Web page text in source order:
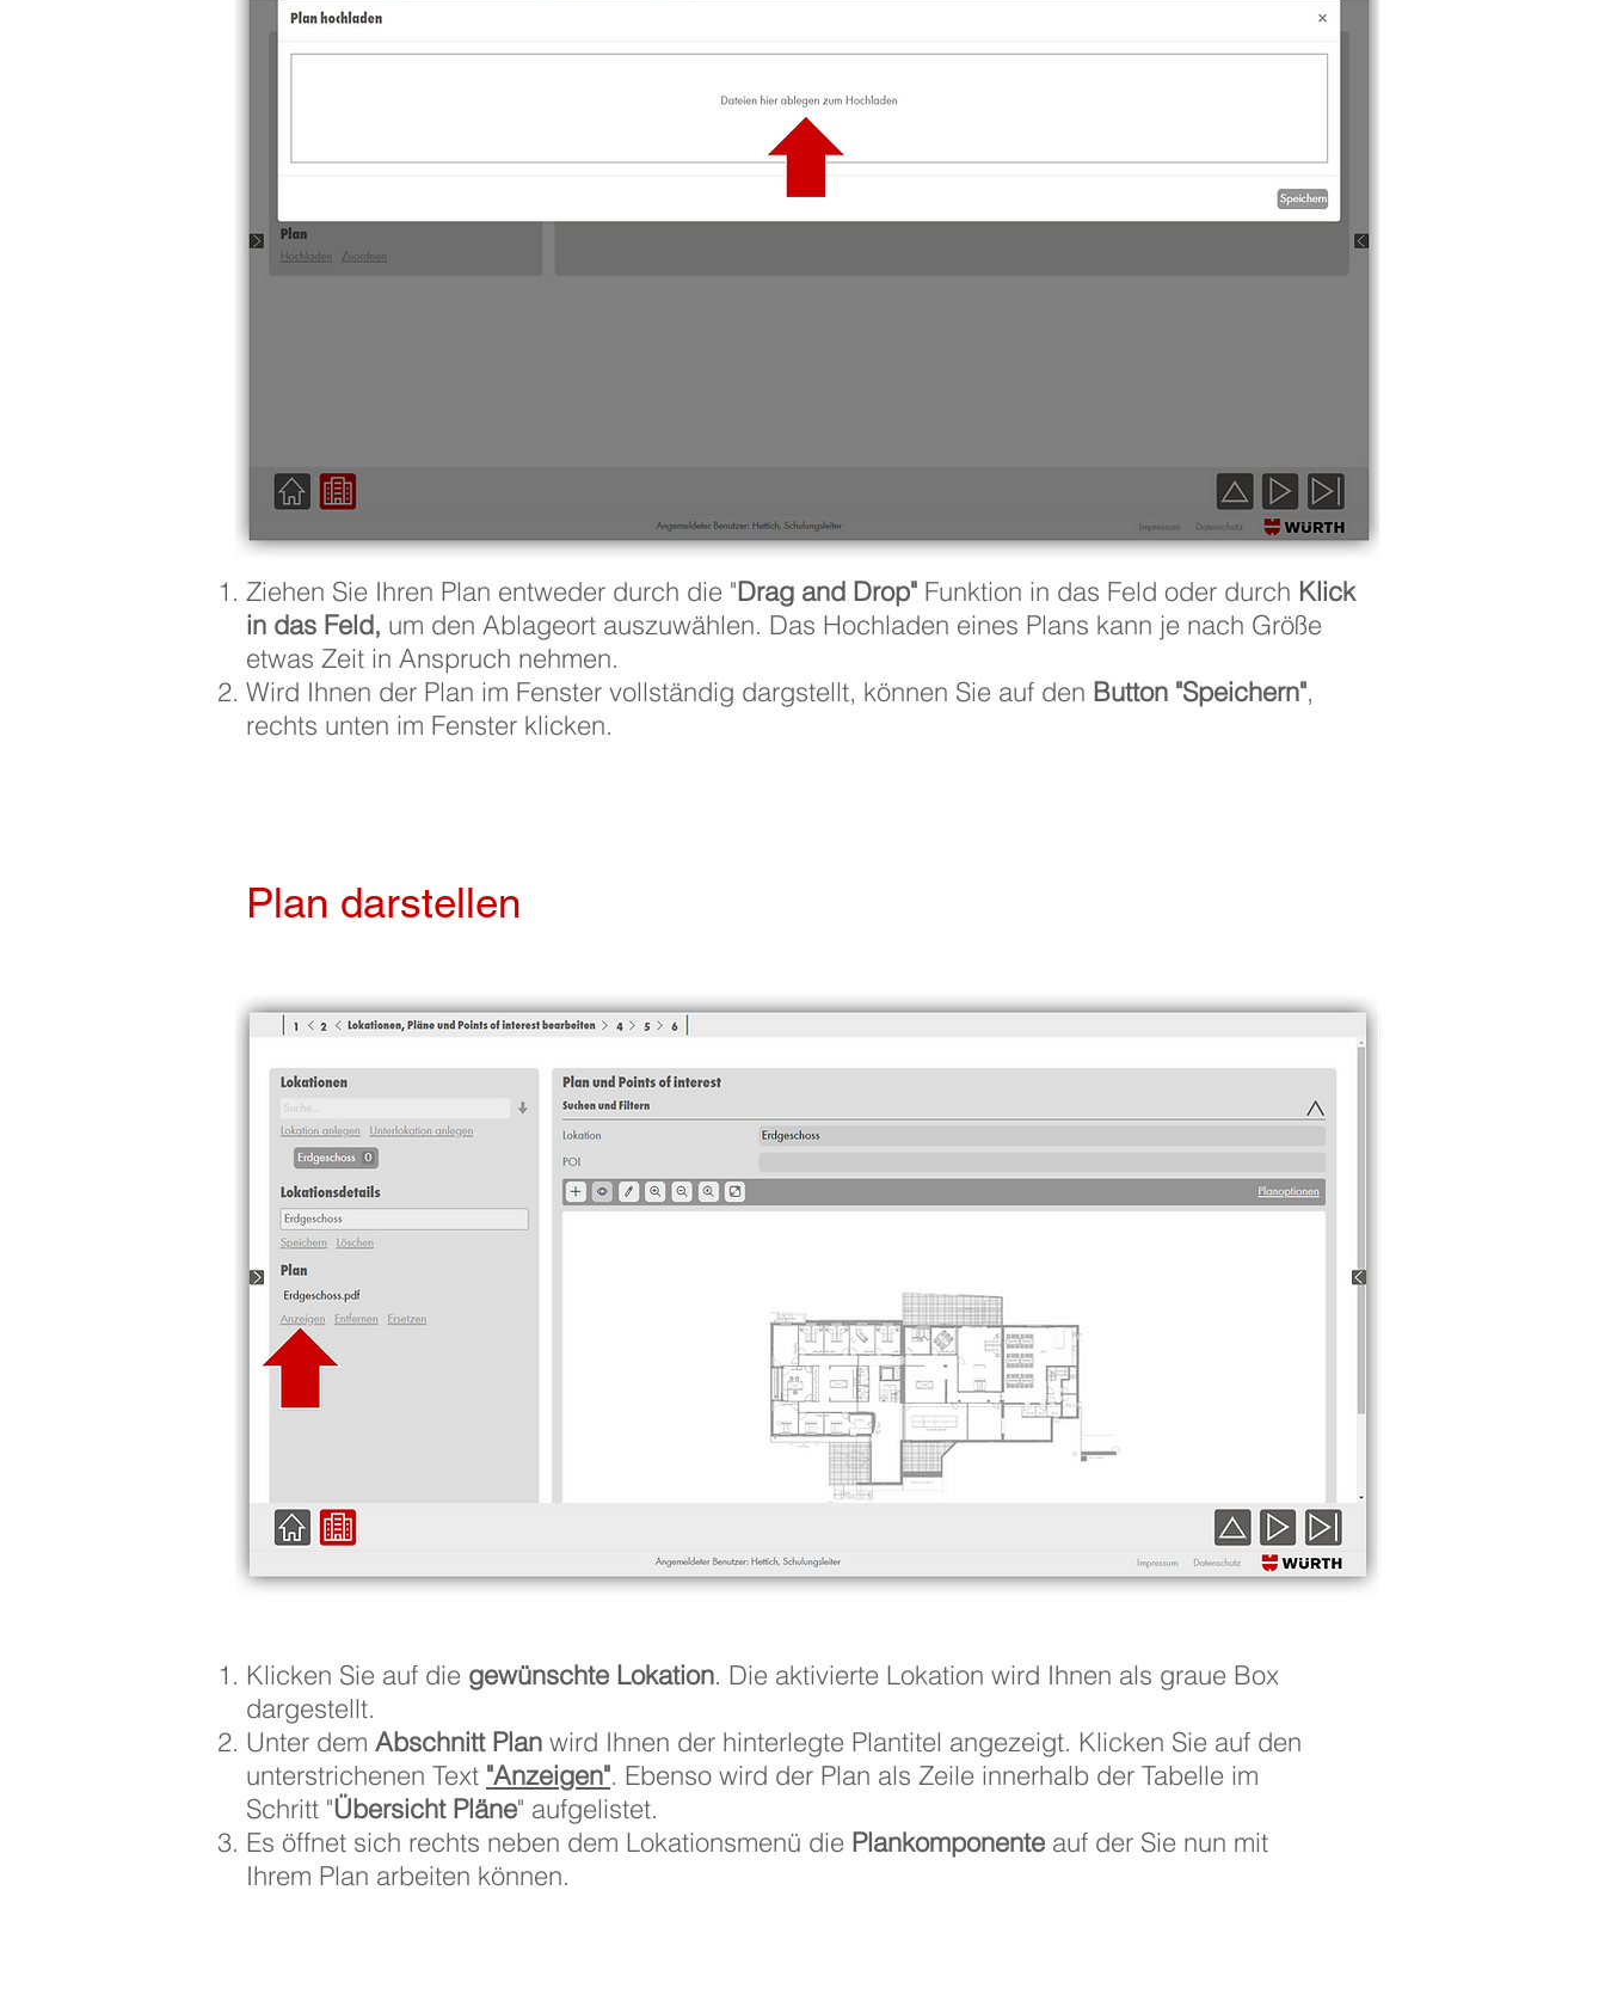
Ziehen Sie Ihren Plan entweder durch die "Drag and Drop" Funktion in das Feld oder durch Klick
in das Feld, um den Ablageort auszuwählen. Das Hochladen eines Plans kann je nach Größe
etwas Zeit in Anspruch nehmen.
Wird Ihnen der Plan im Fenster vollständig dargstellt, können Sie auf den Button "Speichern",
rechts unten im Fenster klicken.
Plan darstellen
Klicken Sie auf die gewünschte Lokation. Die aktivierte Lokation wird Ihnen als graue Box
dargestellt.
Unter dem Abschnitt Plan wird Ihnen der hinterlegte Plantitel angezeigt. Klicken Sie auf den
unterstrichenen Text "Anzeigen". Ebenso wird der Plan als Zeile innerhalb der Tabelle im
Schritt "Übersicht Pläne" aufgelistet.
Es öffnet sich rechts neben dem Lokationsmenü die Plankomponente auf der Sie nun mit
Ihrem Plan arbeiten können.